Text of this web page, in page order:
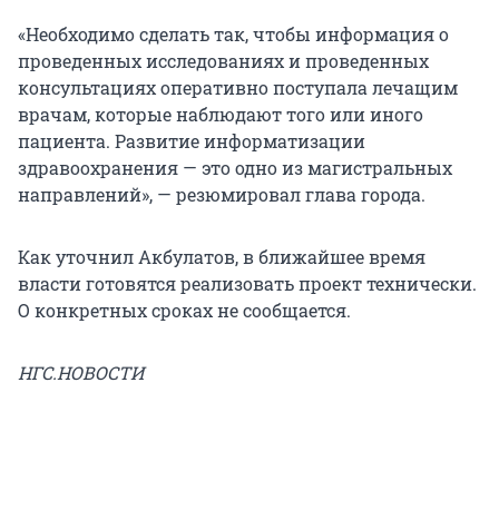
«Необходимо сделать так, чтобы информация о
проведенных исследованиях и проведенных
консультациях оперативно поступала лечащим
врачам, которые наблюдают того или иного
пациента. Развитие информатизации
здравоохранения — это одно из магистральных
направлений», — резюмировал глава города.
Как уточнил Акбулатов, в ближайшее время
власти готовятся реализовать проект технически.
О конкретных сроках не сообщается.
НГС.НОВОСТИ